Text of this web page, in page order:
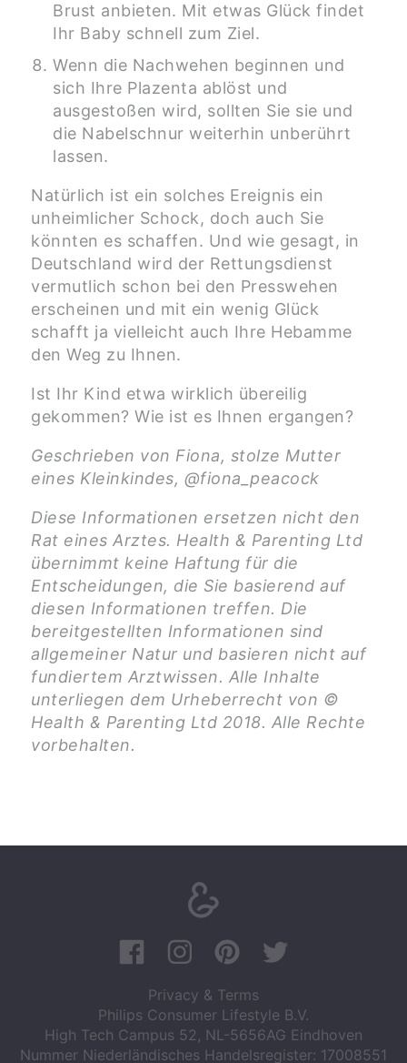
Brust anbieten. Mit etwas Glück findet
Ihr Baby schnell zum Ziel.
Wenn die Nachwehen beginnen und
sich Ihre Plazenta ablöst und
ausgestoßen wird, sollten Sie sie und
die Nabelschnur weiterhin unberührt
lassen.
Natürlich ist ein solches Ereignis ein
unheimlicher Schock, doch auch Sie
könnten es schaffen. Und wie gesagt, in
Deutschland wird der Rettungsdienst
vermutlich schon bei den Presswehen
erscheinen und mit ein wenig Glück
schafft ja vielleicht auch Ihre Hebamme
den Weg zu Ihnen.
Ist Ihr Kind etwa wirklich übereilig
gekommen? Wie ist es Ihnen ergangen?
Geschrieben von Fiona, stolze Mutter
eines Kleinkindes, @fiona_peacock
Diese Informationen ersetzen nicht den
Rat eines Arztes. Health & Parenting Ltd
übernimmt keine Haftung für die
Entscheidungen, die Sie basierend auf
diesen Informationen treffen. Die
bereitgestellten Informationen sind
allgemeiner Natur und basieren nicht auf
fundiertem Arztwissen. Alle Inhalte
unterliegen dem Urheberrecht von ©
Health & Parenting Ltd 2018. Alle Rechte
vorbehalten.
Privacy & Terms
Philips Consumer Lifestyle B.V.
High Tech Campus 52, NL-5656AG Eindhoven
Nummer Niederländisches Handelsregister: 17008551